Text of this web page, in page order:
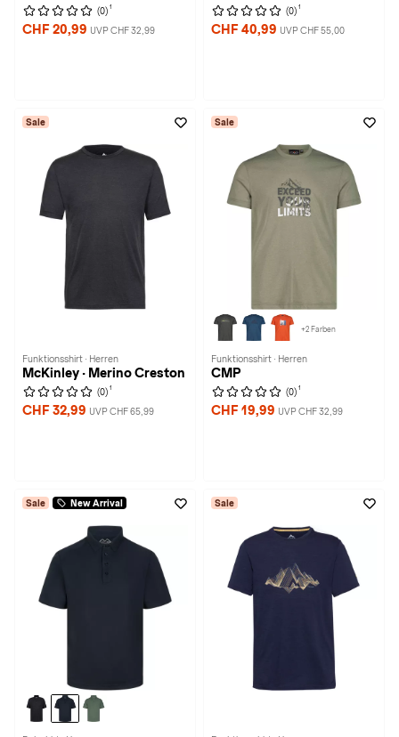
(0) 1
CHF 20,99 UVP CHF 32,99
(0) 1
CHF 40,99 UVP CHF 55,00
Sale
Funktionsshirt · Herren
McKinley · Merino Creston
(0) 1
CHF 32,99 UVP CHF 65,99
Sale
+2 Farben
Funktionsshirt · Herren
CMP
(0) 1
CHF 19,99 UVP CHF 32,99
Sale New Arrival Sale